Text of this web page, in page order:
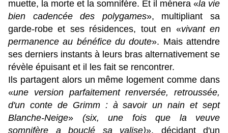
muette, la morte et la somnifère. Et il mènera «la vie
bien cadencée des polygames», multipliant sa
garde-robe et ses résidences, tout en «vivant en
permanence au bénéfice du doute». Mais attendre
ses derniers instants à leurs bras alternativement se
révèle épuisant et il les fait se rencontrer.
Ils partagent alors un même logement comme dans
«une version parfaitement renversée, retroussée,
d'un conte de Grimm : à savoir un nain et sept
Blanche-Neige» (six, une fois que la veuve
somnifère a bouclé sa valise)», décidant d'un